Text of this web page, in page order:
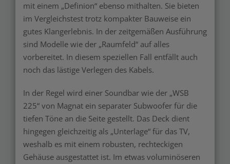
mit einem „Definion“ ebenso mithalten. Sie bieten
im Vergleichstest trotz kompakter Bauweise ein
gutes Klangerlebnis. In der zeitgemäßen Ausführung
sind Modelle wie der „Raumfeld“ auf alles
vorbereitet. In diesem speziellen Fall entfällt auch
noch das lästige Verlegen des Kabels.
In der Regel wird einer Soundbar wie der „WSB
225“ von Magnat ein separater Subwoofer für die
tiefen Töne an die Seite gestellt. Das Deck dient
hingegen gleichzeitig als „Unterlage“ für das TV,
weshalb es mit einem robusten, rechteckigen
Gehäuse ausgestattet ist. Im etwas voluminöseren